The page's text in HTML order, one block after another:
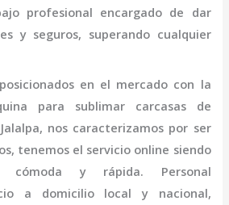
profesional encargado de dar
y seguros, superando cualquier
en el mercado con la
para sublimar carcasas de
, nos caracterizamos por ser
tenemos el servicio online siendo
cómoda y rápida. Personal
a domicilio local y nacional,